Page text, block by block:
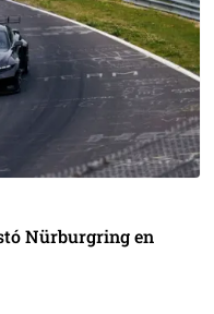
Nürburgring en